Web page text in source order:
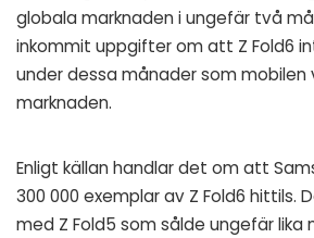
globala marknaden i ungefär två
inkommit uppgifter om att Z Fold6
under dessa månader som mobilen
marknaden.
Enligt källan handlar det om att
300 000 exemplar av Z Fold6 hittils.
med Z Fold5 som sålde ungefär lika